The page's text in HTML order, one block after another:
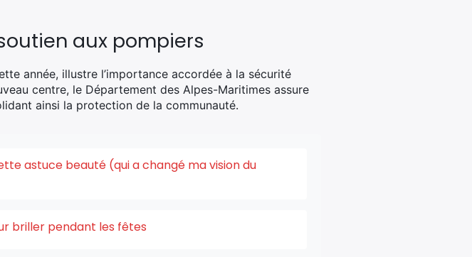
aux pompiers
année, illustre l’importance accordée à la sécurité
centre, le Département des Alpes-Maritimes assure
ainsi la protection de la communauté.
astuce beauté (qui a changé ma vision du
briller pendant les fêtes